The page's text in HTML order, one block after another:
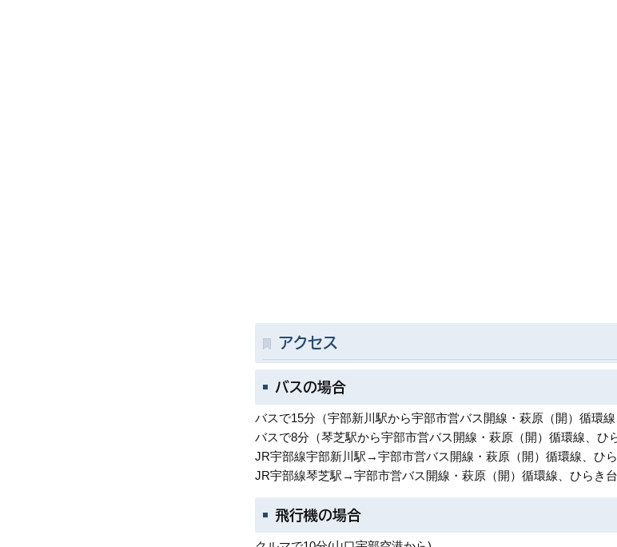
アクセス
バスの場合
バスで15分（宇部新川駅から宇部市営バス開線・萩原（開）循環線
バスで8分（琴芝駅から宇部市営バス開線・萩原（開）循環線、ひ
JR宇部線宇部新川駅→宇部市営バス開線・萩原（開）循環線、
JR宇部線琴芝駅→宇部市営バス開線・萩原（開）循環線、ひら
飛行機の場合